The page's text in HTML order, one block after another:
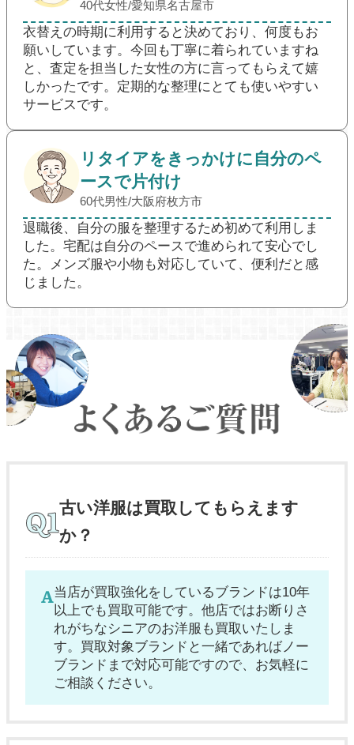
40代女性/愛知県名古屋市
衣替えの時期に利用すると決めており、何度もお
願いしています。今回も丁寧に着られていますね
と、査定を担当した女性の方に言ってもらえて嬉
しかったです。定期的な整理にとても使いやすい
サービスです。
リタイアをきっかけに自分のペ
ースで片付け
60代男性/大阪府枚方市
退職後、自分の服を整理するため初めて利用しま
した。宅配は自分のペースで進められて安心でし
た。メンズ服や小物も対応していて、便利だと感
じました。
古い洋服は買取してもらえます
か？
当店が買取強化をしているブランドは10年
以上でも買取可能です。他店ではお断りさ
れがちなシニアのお洋服も買取いたしま
す。買取対象ブランドと一緒であればノー
ブランドまで対応可能ですので、お気軽に
ご相談ください。